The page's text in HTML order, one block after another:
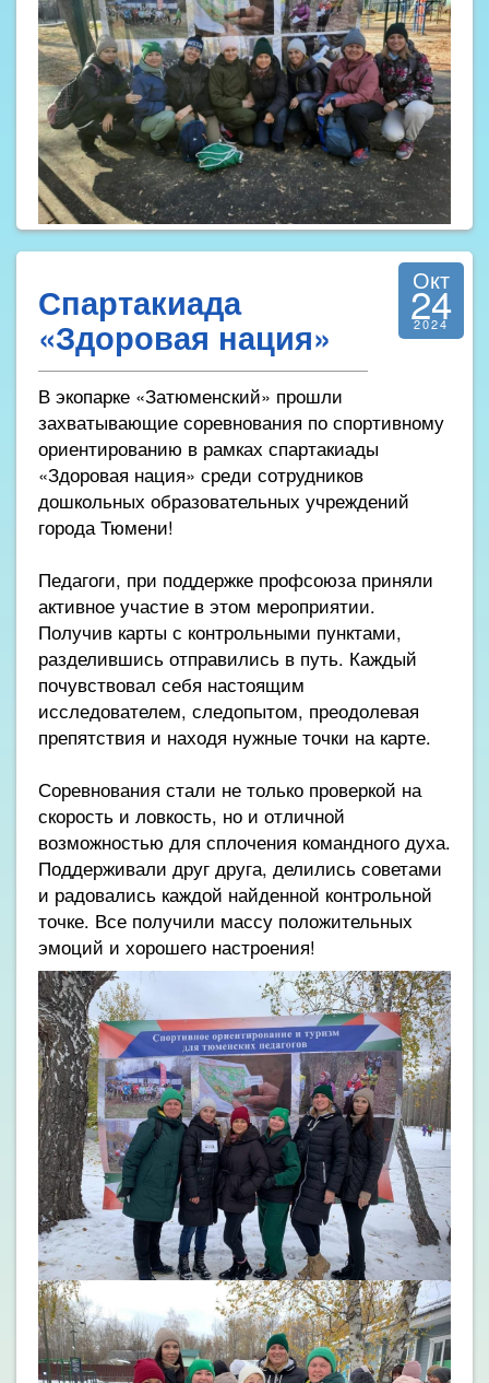
Спартакиада
«Здоровая нация»
Окт
24
2024
В экопарке «Затюменский» прошли
захватывающие соревнования по спортивному
ориентированию в рамках спартакиады
«Здоровая нация» среди сотрудников
дошкольных образовательных учреждений
города Тюмени!
Педагоги, при поддержке профсоюза приняли
активное участие в этом мероприятии.
Получив карты с контрольными пунктами,
разделившись отправились в путь. Каждый
почувствовал себя настоящим
исследователем, следопытом, преодолевая
препятствия и находя нужные точки на карте.
Соревнования стали не только проверкой на
скорость и ловкость, но и отличной
возможностью для сплочения командного духа.
Поддерживали друг друга, делились советами
и радовались каждой найденной контрольной
точке. Все получили массу положительных
эмоций и хорошего настроения!